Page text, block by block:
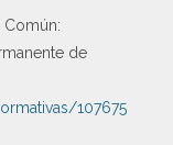
Común:
de
107675